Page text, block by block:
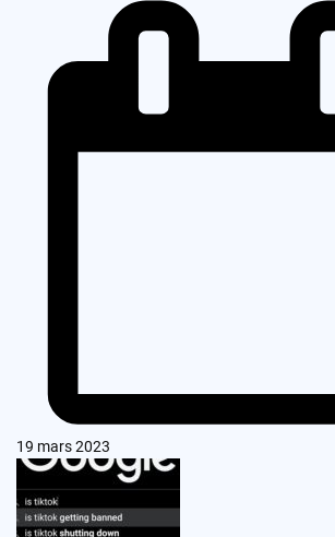
19 mars 2023